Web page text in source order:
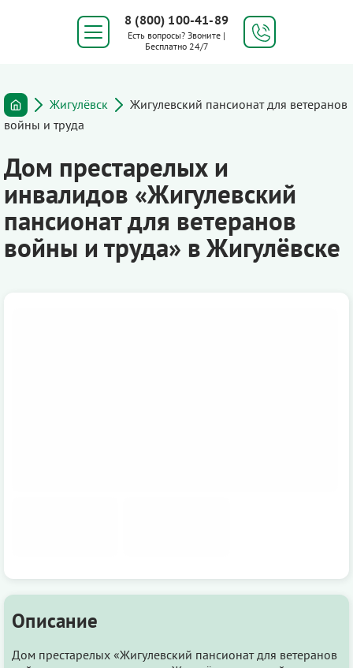
8 (800) 100-41-89
Есть вопросы? Звоните |
Бесплатно 24/7
Жигулёвск
Жигулевский пансионат для ветеранов
войны и труда
Дом престарелых и
инвалидов «Жигулевский
пансионат для ветеранов
войны и труда» в Жигулёвске
Описание
Дом престарелых «Жигулевский пансионат для ветеранов